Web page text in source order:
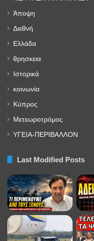
Άποψη
Διεθνή
Ελλάδα
θρησκεια
Ιστορικά
κοινωνία
Κύπρος
Μετεωροτρόμος
ΥΓΕΙΑ-ΠΕΡΙΒΑΛΛΟΝ
Last Modified Posts